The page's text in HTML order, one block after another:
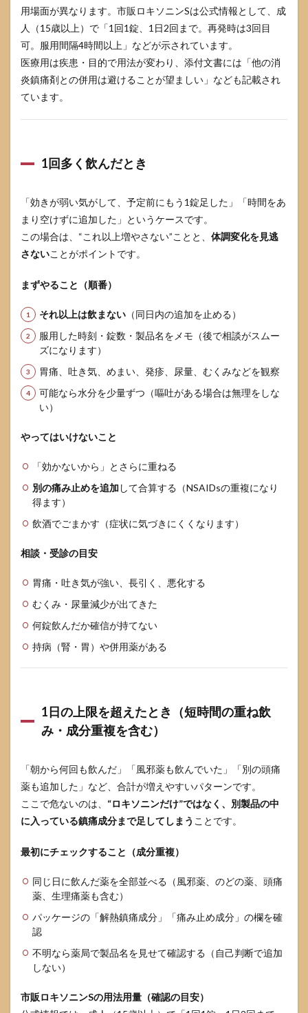
用場面が異なります。市販ロキソニンSは公式情報として、成
人（15歳以上）で「1回1錠、1日2回まで。再発時は3回目
可。服用間隔4時間以上」などが示されています。
医療用は疾患・目的で用法が変わり、添付文書には「他の消
炎鎮痛剤との併用は避けることが望ましい」なども記載され
ています。
1回多く飲んだとき
「効きが弱い気がして、予定前にもう1錠足した」「時間をあ
まり空けずに追加した」というケースです。
この場合は、“これ以上増やさない”ことと、 体調変化を見逃
さないことがポイントです。
まずやること（順番）
それ以上は飲まない （同日内の追加を止める）
服用した時刻・錠数・製品名をメモ（後で相談がスムー
ズになります）
胃痛、吐き気、めまい、発疹、尿量、むくみなどを観察
可能なら水分を少量ずつ（嘔吐がある場合は無理をしな
い）
やってはいけないこと
「効かないから」とさらに重ねる
別の痛み止めを追加 して合算する（NSAIDsの重複になり
得ます）
飲酒でごまかす（症状に気づきにくくなります）
相談・受診の目安
胃痛・吐き気が強い、長引く、悪化する
むくみ・尿量減少が出てきた
何錠飲んだか確信が持てない
持病（腎・胃）や併用薬がある
1日の上限を超えたとき（短時間の重ね飲
み・成分重複を含む）
「朝から何回も飲んだ」「風邪薬も飲んでいた」「別の頭痛
薬も追加した」など、合計が増えやすいパターンです。
ここで危ないのは、 “ロキソニンだけ”ではなく、別製品の中
に入っている鎮痛成分まで足してしまう ことです。
最初にチェックすること（成分重複）
同じ日に飲んだ薬を全部並べる（風邪薬、のどの薬、頭痛
薬、生理痛薬も含む）
パッケージの「解熱鎮痛成分」「痛み止め成分」の欄を確
認
不明なら薬局で製品名を見せて確認する（自己判断で追加
しない）
市販ロキソニンSの用法用量（確認の目安）